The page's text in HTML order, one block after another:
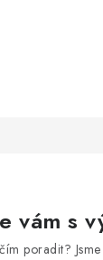
vám s
poradit?